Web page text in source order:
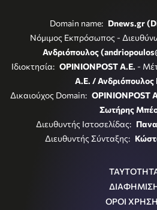
Domain name: Dnews.gr
Νόμιμος Εκπρόσωπος -
Ανδριόπουλος
Ιδιοκτησία: OPINIONPOST A.E. -
Α.Ε. / Ανδριόπουλος
Δικαιούχος Domain: OPINIONPOST
Σωτήρης
Διευθυντής Ιστοσελίδας:
Διευθυντής Σύνταξης:
ΟΡΟΙ